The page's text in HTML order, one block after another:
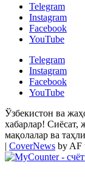
Telegram
Instagram
Facebook
YouTube
Telegram
Instagram
Facebook
YouTube
Ўзбекистон ва
хабарлар! Сиёсат,
мақолалар ва
| CoverNews by AF